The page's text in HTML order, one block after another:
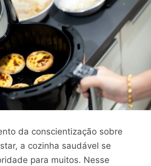
da conscientização sobre
a cozinha saudável se
para muitos. Nesse